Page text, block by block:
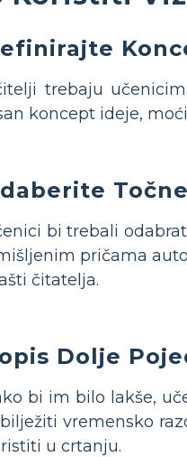
trebaju
koncept ideje,
bi trebali
pričama
čitatelja.
Dolje
bi im bilo lakše,
vremensko
u crtanju.